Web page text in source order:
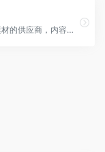
Pexels是库存摄影和库存素材的供应商，内容可商用